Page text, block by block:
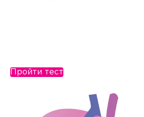
Пройти тест